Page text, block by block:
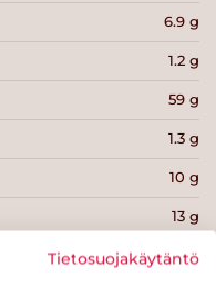
6.9 g
1.2 g
59 g
1.3 g
10 g
13 g
0 g
Tietosuojakäytäntö